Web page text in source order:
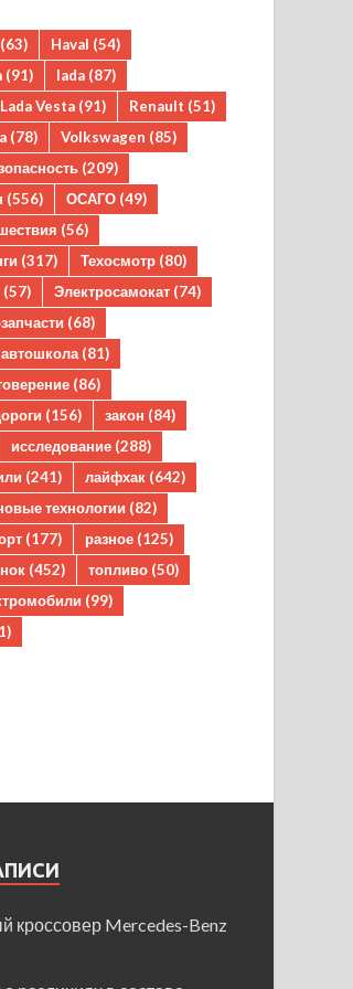
(63) Haval (54)
(91) lada (87)
Lada Vesta (91) Renault (51)
(78) Volkswagen (85)
(209)
(556) ОСАГО (49)
(56)
(317) Техосмотр (80)
(57) Электросамокат (74)
(68)
автошкола (81)
(86)
(156) закон (84)
исследование (288)
(241) лайфхак (642)
технологии (82)
(177) разное (125)
(452) топливо (50)
(99)
кроссовер Mercedes-Benz